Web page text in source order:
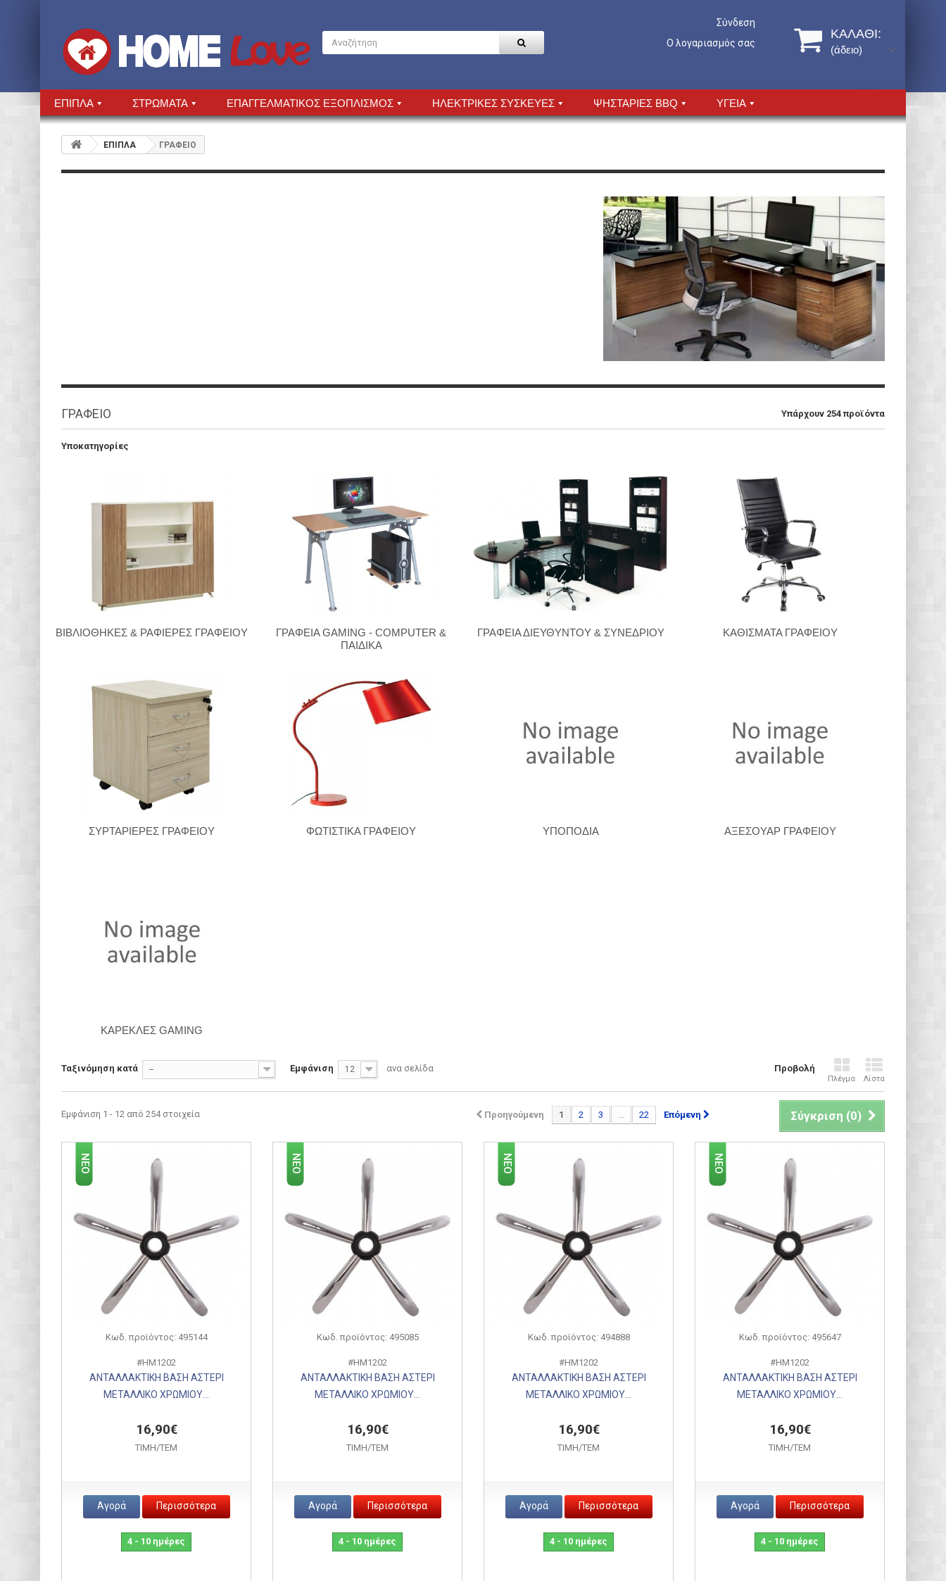
Σύνδεση
Ο λογαριασμός σας
ΚΑΛΆΘΙ:
(άδειο)
ΕΠΙΠΛΑ ΣΤΡΩΜΑΤΑ ΕΠΑΓΓΕΛΜΑΤΙΚΟΣ ΕΞΟΠΛΙΣΜΟΣ ΗΛΕΚΤΡΙΚΕΣ ΣΥΣΚΕΥΕΣ ΨΗΣΤΑΡΙΕΣ BBQ ΥΓΕΙΑ
ΕΠΙΠΛΑ ΓΡΑΦΕΙΟ
ΓΡΑΦΕΙΟ Υπάρχουν 254 προϊόντα
Υποκατηγορίες
ΒΙΒΛΙΟΘΗΚΕΣ & ΡΑΦΙΕΡΕΣ ΓΡΑΦΕΙΟΥ
ΓΡΑΦΕΙΑ GAMING - COMPUTER &
ΠΑΙΔΙΚΑ
ΓΡΑΦΕΙΑ ΔΙΕΥΘΥΝΤΟΥ & ΣΥΝΕΔΡΙΟΥ ΚΑΘΙΣΜΑΤΑ ΓΡΑΦΕΙΟΥ
ΣΥΡΤΑΡΙΕΡΕΣ ΓΡΑΦΕΙΟΥ ΦΩΤΙΣΤΙΚΑ ΓΡΑΦΕΙΟΥ ΥΠΟΠΌΔΙΑ ΑΞΕΣΟΥΑΡ ΓΡΑΦΕΙΟΥ
ΚΑΡΈΚΛΕΣ GAMING
Προβολή
Πλέγμα Λίστα
Ταξινόμηση κατά -- Εμφάνιση 12 ανα σελίδα
Σύγκριση (0)
Προηγούμενη 1 2 3 22 Επόμενη
Εμφάνιση 1 - 12 από 254 στοιχεία
ΝΈΟ
Κωδ. προϊόντος: 495144
#HM1202
ΑΝΤΑΛΛΑΚΤΙΚΗ ΒΑΣΗ ΑΣΤΕΡΙ
ΜΕΤΑΛΛΙΚΟ ΧΡΩΜΙΟΥ...
16,90€
ΤΙΜH/ΤΕΜ
Αγορά Περισσότερα
4 - 10 ημέρες
ΝΈΟ
Κωδ. προϊόντος: 495085
#HM1202
ΑΝΤΑΛΛΑΚΤΙΚΗ ΒΑΣΗ ΑΣΤΕΡΙ
ΜΕΤΑΛΛΙΚΟ ΧΡΩΜΙΟΥ...
16,90€
ΤΙΜH/ΤΕΜ
Αγορά Περισσότερα
4 - 10 ημέρες
ΝΈΟ
Κωδ. προϊόντος: 494888
#HM1202
ΑΝΤΑΛΛΑΚΤΙΚΗ ΒΑΣΗ ΑΣΤΕΡΙ
ΜΕΤΑΛΛΙΚΟ ΧΡΩΜΙΟΥ...
16,90€
ΤΙΜH/ΤΕΜ
Αγορά Περισσότερα
4 - 10 ημέρες
ΝΈΟ
Κωδ. προϊόντος: 495647
#HM1202
ΑΝΤΑΛΛΑΚΤΙΚΗ ΒΑΣΗ ΑΣΤΕΡΙ
ΜΕΤΑΛΛΙΚΟ ΧΡΩΜΙΟΥ...
16,90€
ΤΙΜH/ΤΕΜ
Αγορά Περισσότερα
4 - 10 ημέρες